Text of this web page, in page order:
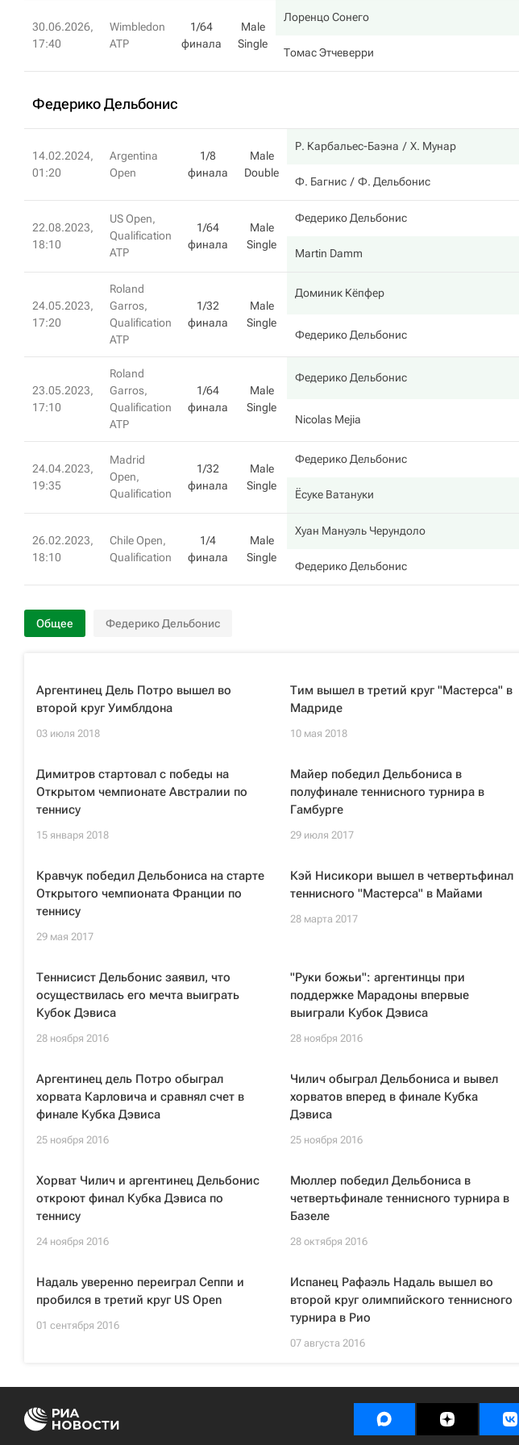
30.06.2026,
17:40
Wimbledon
ATP
1/64
финала
Male
Single
Лоренцо Сонего
Томас Этчеверри
Федерико Дельбонис
14.02.2024,
01:20
Argentina
Open
1/8
финала
Male
Double
Р. Карбальес-Баэна Х. Мунар
Ф. Багнис Ф. Дельбонис
22.08.2023,
18:10
US Open,
Qualification
ATP
1/64
финала
Male
Single
Федерико Дельбонис
Martin Damm
24.05.2023,
17:20
Roland
Garros,
Qualification
ATP
1/32
финала
Male
Single
Доминик Кёпфер
Федерико Дельбонис
23.05.2023,
17:10
Roland
Garros,
Qualification
ATP
1/64
финала
Male
Single
Федерико Дельбонис
Nicolas Mejia
24.04.2023,
19:35
Madrid
Open,
Qualification
1/32
финала
Male
Single
Федерико Дельбонис
Ёсуке Ватануки
26.02.2023,
18:10
Chile Open,
Qualification
1/4
финала
Male
Single
Хуан Мануэль Черундоло
Федерико Дельбонис
Общее Федерико Дельбонис
Аргентинец Дель Потро вышел во
второй круг Уимблдона
03 июля 2018
Тим вышел в третий круг "Мастерса" в
Мадриде
10 мая 2018
Димитров стартовал с победы на
Открытом чемпионате Австралии по
теннису
15 января 2018
Майер победил Дельбониса в
полуфинале теннисного турнира в
Гамбурге
29 июля 2017
Кравчук победил Дельбониса на старте
Открытого чемпионата Франции по
теннису
29 мая 2017
Кэй Нисикори вышел в четвертьфинал
теннисного "Мастерса" в Майами
28 марта 2017
Теннисист Дельбонис заявил, что
осуществилась его мечта выиграть
Кубок Дэвиса
28 ноября 2016
"Руки божьи": аргентинцы при
поддержке Марадоны впервые
выиграли Кубок Дэвиса
28 ноября 2016
Аргентинец дель Потро обыграл
хорвата Карловича и сравнял счет в
финале Кубка Дэвиса
25 ноября 2016
Чилич обыграл Дельбониса и вывел
хорватов вперед в финале Кубка
Дэвиса
25 ноября 2016
Хорват Чилич и аргентинец Дельбонис
откроют финал Кубка Дэвиса по
теннису
24 ноября 2016
Мюллер победил Дельбониса в
четвертьфинале теннисного турнира в
Базеле
28 октября 2016
Надаль уверенно переиграл Сеппи и
пробился в третий круг US Open
01 сентября 2016
Испанец Рафаэль Надаль вышел во
второй круг олимпийского теннисного
турнира в Рио
07 августа 2016